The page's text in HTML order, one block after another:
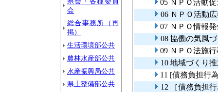
会
総合事務所（再
掲）
生活環境部公共
農林水産部公共
水産振興局公共
県土整備部公共
05 ＮＰＯ活動
06 ＮＰＯ活動
07 ＮＰＯ情報
08 協働の気風
09 ＮＰＯ法施
10 地域づくり
11 [債務負担行
12 ［債務負担